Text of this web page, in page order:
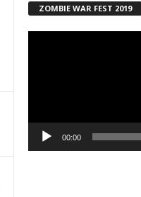
ZOMBIE WAR FEST 2019
00:00